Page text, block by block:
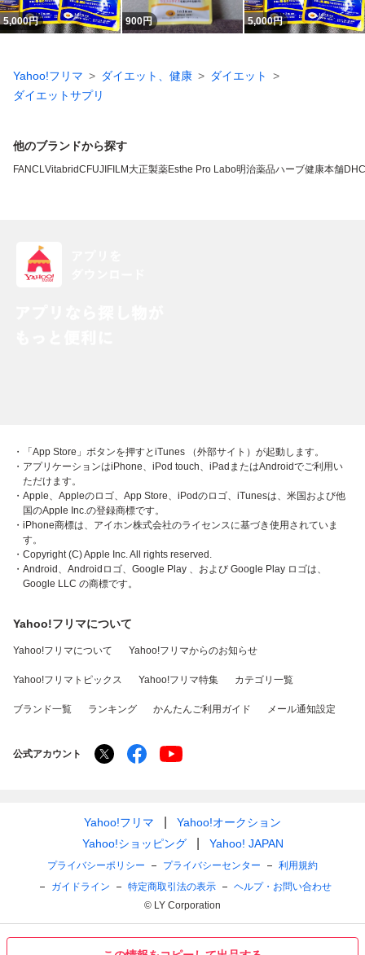
5,000円 900円 5,000円
Yahoo!フリマ ダイエット、健康
ダイエット
ダイエットサプリ
他のブランドから探す
FANCLVitabridC FUJIFILM 大正製薬Esthe Pro Labo明治薬品ハーブ健康本舗DHC
・「App Store」ボタンを押すとiTunes （外部サイト）が起動します。
・アプリケーションはiPhone、iPod touch、iPadまたはAndroidでご利用い
ただけます。
・Apple、Appleのロゴ、App Store、iPodのロゴ、iTunesは、米国および他
国のApple Inc.の登録商標です。
・iPhone商標は、アイホン株式会社のライセンスに基づき使用されていま
す。
・Copyright (C) Apple Inc. All rights reserved.
・Android、Androidロゴ、Google Play 、および Google Play ロゴは、
Google LLC の商標です。
Yahoo!フリマについて
Yahoo!フリマについて Yahoo!フリマからのお知らせ
Yahoo!フリマトピックス Yahoo!フリマ特集 カテゴリ一覧
ブランド一覧 ランキング かんたんご利用ガイド メール通知設定
公式アカウント
Yahoo!フリマ
Yahoo!オークション
Yahoo!ショッピング
Yahoo! JAPAN
プライバシーポリシー プライバシーセンター
利用規約
ガイドライン
特定商取引法の表示
ヘルプ・お問い合わせ
© LY Corporation